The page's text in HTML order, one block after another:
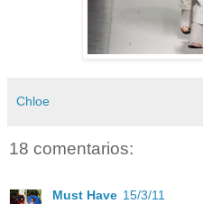
Chloe
18 comentarios:
Must Have 15/3/11